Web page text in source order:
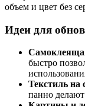
объем и цвет без
Идеи для
быстро
Текстиль на
панно делают